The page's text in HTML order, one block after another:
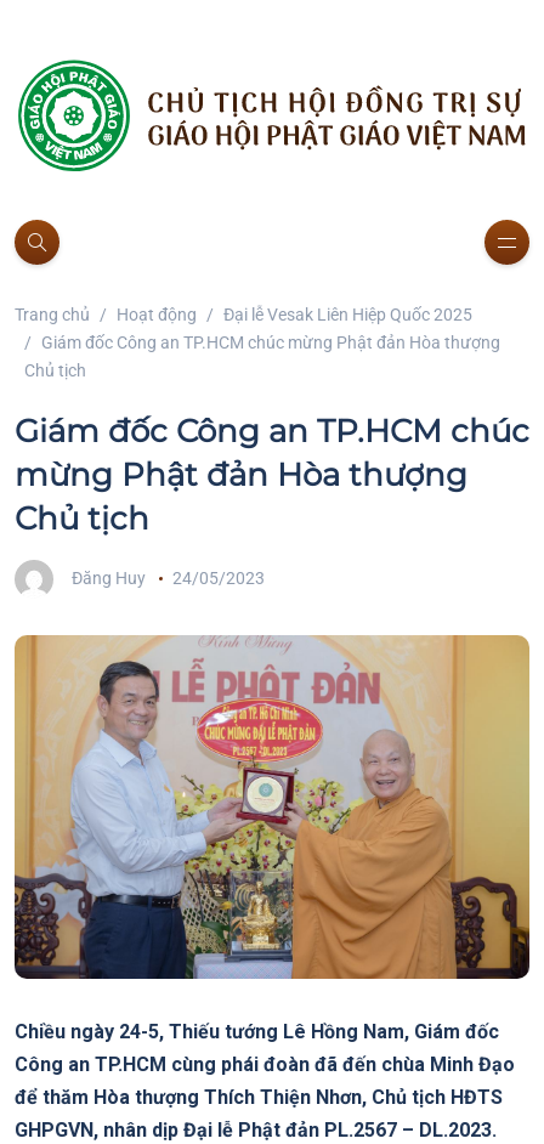
Trang chủ Hoạt động
Đại lễ Vesak Liên Hiệp Quốc 2025
Giám đốc Công an TP.HCM chúc mừng Phật đản Hòa thượng
Chủ tịch
Giám đốc Công an TP.HCM chúc
mừng Phật đản Hòa thượng
Chủ tịch
Đăng Huy 24/05/2023
Chiều ngày 24-5, Thiếu tướng Lê Hồng Nam, Giám đốc
Công an TP.HCM cùng phái đoàn đã đến chùa Minh Đạo
để thăm Hòa thượng Thích Thiện Nhơn, Chủ tịch HĐTS
GHPGVN, nhân dịp Đại lễ Phật đản PL.2567 – DL.2023.